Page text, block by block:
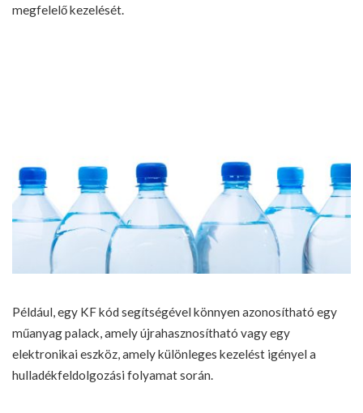
megfelelő kezelését.
Például, egy KF kód segítségével könnyen azonosítható egy
műanyag palack, amely újrahasznosítható vagy egy
elektronikai eszköz, amely különleges kezelést igényel a
hulladékfeldolgozási folyamat során.